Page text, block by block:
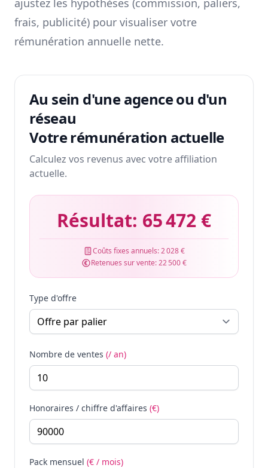
ajustez les hypothèses (commission, paliers,
frais, publicité) pour visualiser votre
rémunération annuelle nette.
Au sein d'une agence ou d'un
réseau
Votre rémunération actuelle
Calculez vos revenus avec votre affiliation
actuelle.
Résultat: 65 472 €
Coûts fixes annuels:2 028 €
Retenues sur vente:22 500 €
Type d'offre
Nombre de ventes (/ an)
Honoraires / chiffre d'affaires (€)
Pack mensuel (€ / mois)